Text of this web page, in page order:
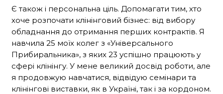
Є також і персональна ціль. Допомагати тим, хто
хоче розпочати клінінговий бізнес: від вибору
обладнання до отримання перших контрактів. Я
навчила 25 моїх колег з «Універсального
Прибиральника», з яких 23 успішно працюють у
сфері клінінгу. У мене великий досвід роботи, але
я продовжую навчатися, відвідую семінари та
клінінгові виставки, як в Україні, так і за кордоном.